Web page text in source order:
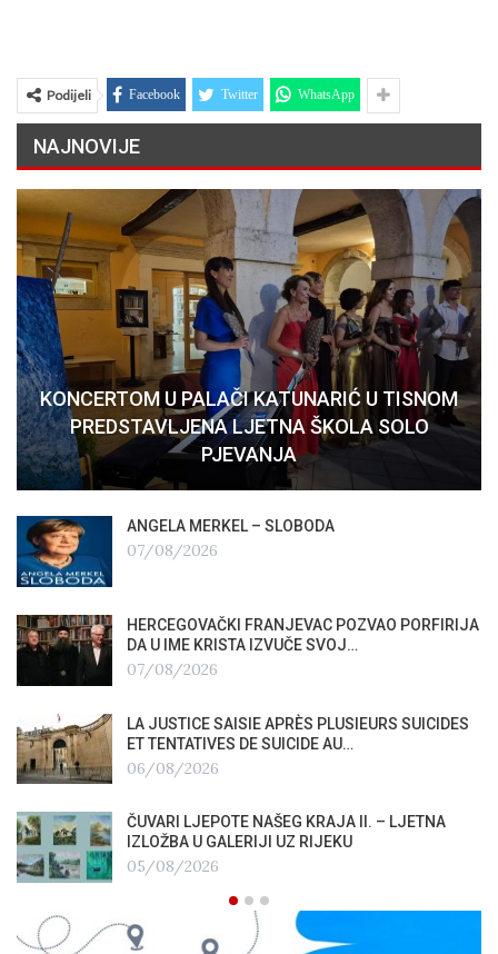
Podijeli Facebook Twitter WhatsApp
NAJNOVIJE
KONCERTOM U PALAČI KATUNARIĆ U TISNOM
PREDSTAVLJENA LJETNA ŠKOLA SOLO
PJEVANJA
ANGELA MERKEL – SLOBODA
07/08/2026
HERCEGOVAČKI FRANJEVAC POZVAO PORFIRIJA
DA U IME KRISTA IZVUČE SVOJ…
07/08/2026
LA JUSTICE SAISIE APRÈS PLUSIEURS SUICIDES
ET TENTATIVES DE SUICIDE AU…
06/08/2026
ČUVARI LJEPOTE NAŠEG KRAJA II. – LJETNA
IZLOŽBA U GALERIJI UZ RIJEKU
05/08/2026